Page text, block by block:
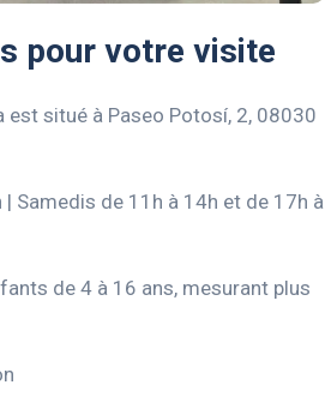
pour votre visite
est situé à Paseo Potosí, 2, 08030
Samedis de 11h à 14h et de 17h à
de 4 à 16 ans, mesurant plus